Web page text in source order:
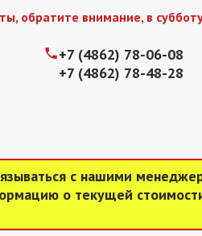
внимание, в субботу
+7 (4862) 78-06-08
+7 (4862) 78-48-28
с нашими
о текущей